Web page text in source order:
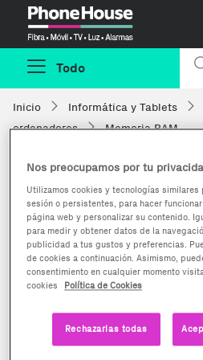
Todo
Inicio Informática y Tablets
ordenadores
Memoria RAM
Nos preocupamos por tu
Utilizamos cookies y tecnologías
sesión o persistentes, para hacer
página web y personalizar su contenido.
para medir y obtener datos de la
publicidad a tus gustos y preferencias.
de cookies a continuación. Asimismo,
consentimiento en cualquier momento
cookies
Política de Cookies
Rechazarlas todas